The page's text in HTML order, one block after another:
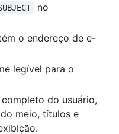
no
o endereço de e-
legível para o
do usuário,
meio, títulos e